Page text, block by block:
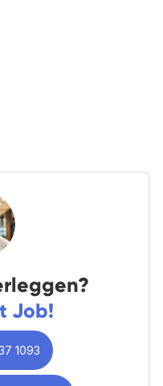
Job!
1093